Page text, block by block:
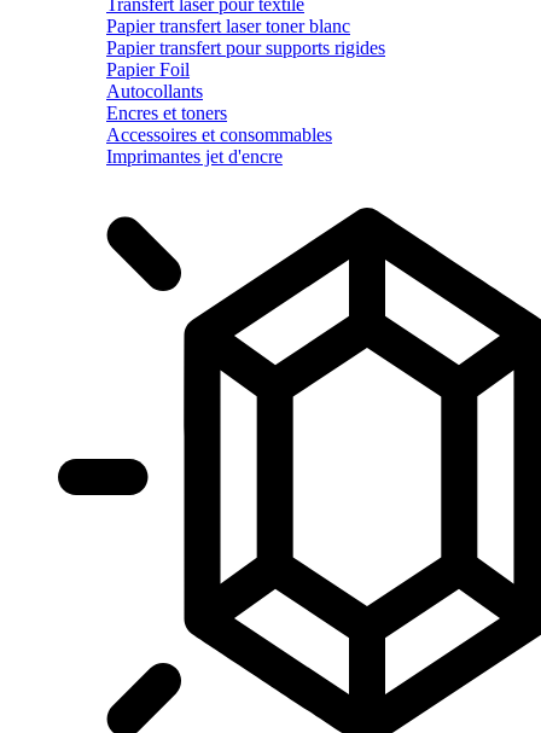
Papier transfert laser toner blanc
Papier transfert pour supports rigides
Papier Foil
Autocollants
Encres et toners
Accessoires et consommables
Imprimantes jet d'encre